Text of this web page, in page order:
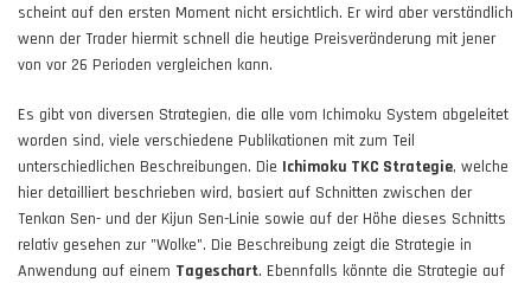
scheint auf den ersten Moment nicht ersichtlich. Er wird aber verständlich
wenn der Trader hiermit schnell die heutige Preisveränderung mit jener
von vor 26 Perioden vergleichen kann.
Es gibt von diversen Strategien, die alle vom Ichimoku System abgeleitet
worden sind, viele verschiedene Publikationen mit zum Teil
unterschiedlichen Beschreibungen. Die Ichimoku TKC Strategie, welche
hier detailliert beschrieben wird, basiert auf Schnitten zwischen der
Tenkan Sen- und der Kijun Sen-Linie sowie auf der Höhe dieses Schnitts
relativ gesehen zur "Wolke". Die Beschreibung zeigt die Strategie in
Anwendung auf einem Tageschart. Ebennfalls könnte die Strategie auf